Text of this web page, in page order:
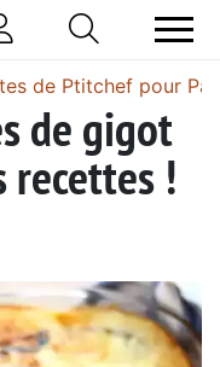
de Ptitchef pour
de gigot
recettes !